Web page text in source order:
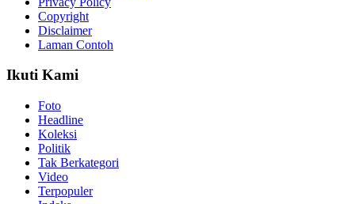
Copyright
Disclaimer
Laman Contoh
Ikuti Kami
Foto
Headline
Koleksi
Politik
Tak Berkategori
Video
Terpopuler